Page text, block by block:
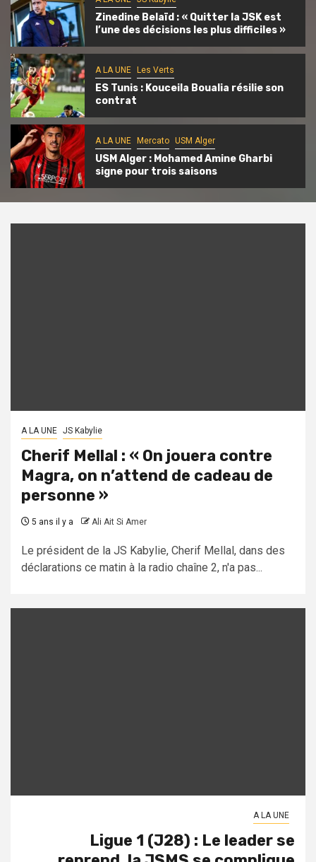
Zinedine Belaïd : « Quitter la JSK est
l’une des décisions les plus difficiles »
A LA UNE Les Verts
ES Tunis : Kouceila Boualia résilie son
contrat
A LA UNE Mercato USM Alger
USM Alger : Mohamed Amine Gharbi
signe pour trois saisons
A LA UNE JS Kabylie
Cherif Mellal : « On jouera contre
Magra, on n’attend de cadeau de
personne »
5 ans il y a Ali Ait Si Amer
Le président de la JS Kabylie, Cherif Mellal, dans des
déclarations ce matin à la radio chaîne 2, n'a pas...
A LA UNE
Ligue 1 (J28) : Le leader se